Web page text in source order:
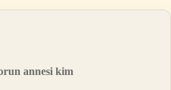
annesi kim